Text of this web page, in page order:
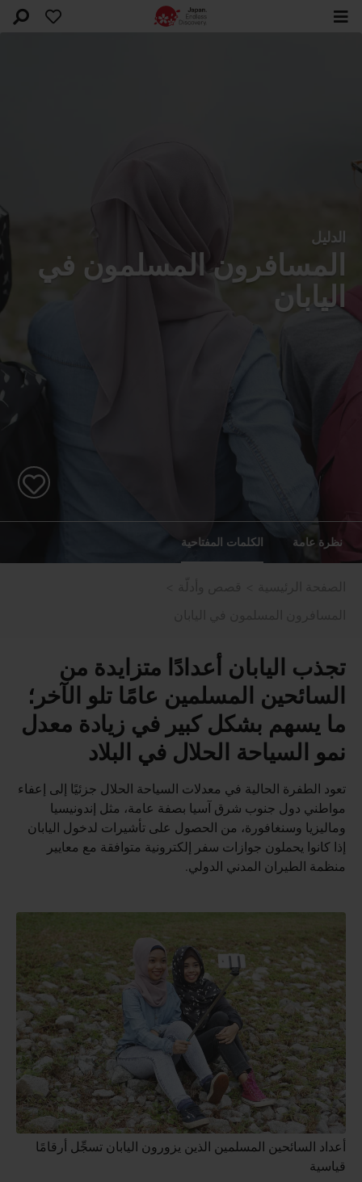
الدليل
المسافرون المسلمون في
اليابان
نظرة عامة الكلمات المفتاحية
تجذب اليابان أعدادًا متزايدة من
السائحين المسلمين عامًا تلو الآخر؛
ما يسهم بشكل كبير في زيادة معدل
نمو السياحة الحلال في البلاد
تعود الطفرة الحالية في معدلات السياحة الحلال جزئيًا إلى إعفاء
مواطني دول جنوب شرق آسيا بصفة عامة، مثل إندونيسيا
وماليزيا وسنغافورة، من الحصول على تأشيرات لدخول اليابان
إذا كانوا يحملون جوازات سفر إلكترونية متوافقة مع معايير
منظمة الطيران المدني الدولي.
أعداد السائحين المسلمين الذين يزورون اليابان تسجِّل أرقامًا
قياسية